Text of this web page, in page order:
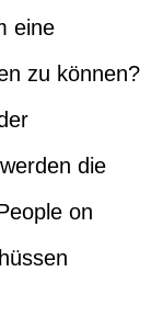
eine
zu können?
die
on